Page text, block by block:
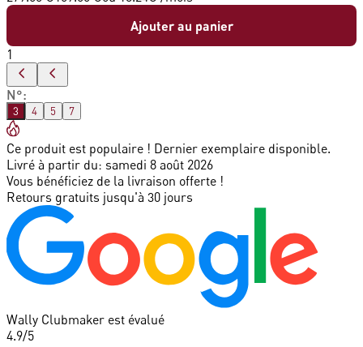
Ajouter au panier
1
N°:
3 4 5 7
Ce produit est populaire ! Dernier exemplaire disponible.
Livré à partir du: samedi 8 août 2026
Vous bénéficiez de la livraison offerte !
Retours gratuits jusqu'à 30 jours
Wally Clubmaker est évalué
4.9/5